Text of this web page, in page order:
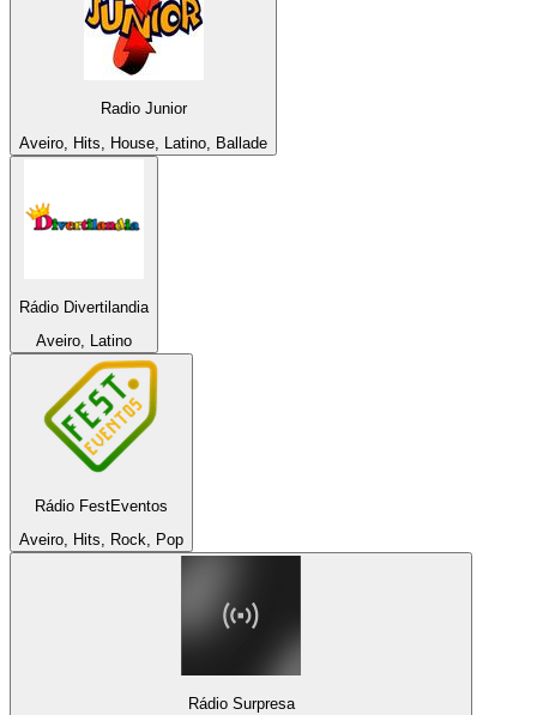
Radio Junior
Aveiro, Hits, House, Latino, Ballade
Rádio Divertilandia
Aveiro, Latino
Rádio FestEventos
Aveiro, Hits, Rock, Pop
Rádio Surpresa